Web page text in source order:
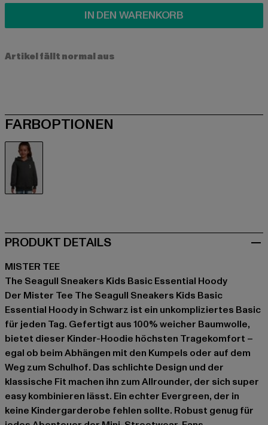
IN DEN WARENKORB
Artikel fällt normal aus
FARBOPTIONEN
PRODUKT DETAILS
MISTER TEE
The Seagull Sneakers Kids Basic Essential Hoody
Der Mister Tee The Seagull Sneakers Kids Basic
Essential Hoody in Schwarz ist ein unkompliziertes Basic
für jeden Tag. Gefertigt aus 100% weicher Baumwolle,
bietet dieser Kinder-Hoodie höchsten Tragekomfort –
egal ob beim Abhängen mit den Kumpels oder auf dem
Weg zum Schulhof. Das schlichte Design und der
klassische Fit machen ihn zum Allrounder, der sich super
easy kombinieren lässt. Ein echter Evergreen, der in
keine Kindergarderobe fehlen sollte. Robust genug für